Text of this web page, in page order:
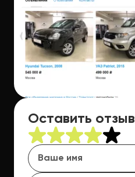
Оставить отзыв